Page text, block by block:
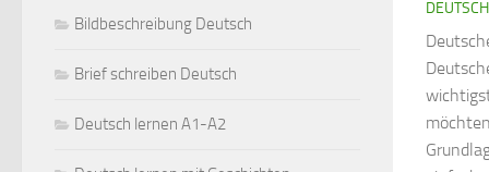
Bildbeschreibung Deutsch
Brief schreiben Deutsch
Deutsch lernen A1-A2